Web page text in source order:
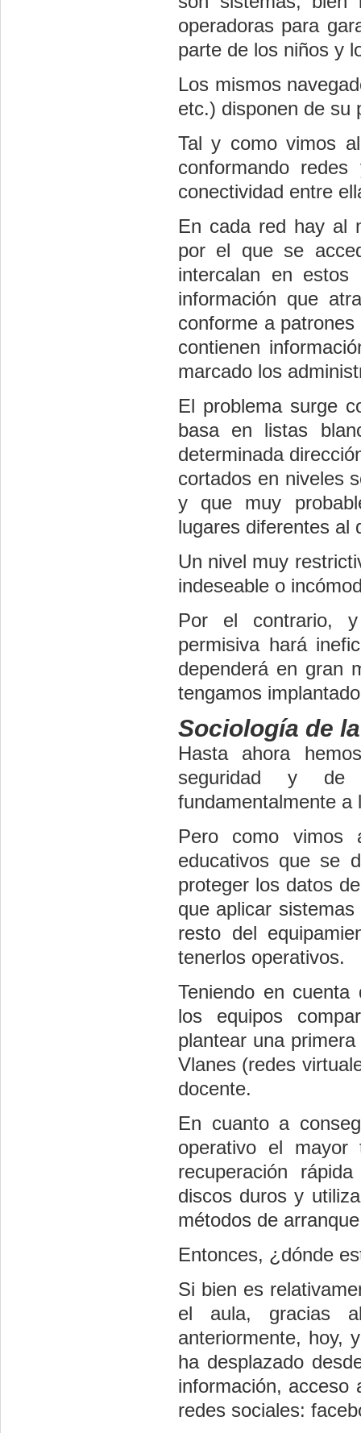
operadoras para
parte de los niños y
Los mismos
etc.) disponen de su
Tal y como vimos
conformando
conectividad entre
En cada red hay al
por el que se
intercalan en
información que
conforme a
contienen
marcado los
El problema surge
basa en listas
determinada
cortados en niveles
y que muy
lugares diferentes al
Un nivel muy
indeseable o
Por el contrario,
permisiva hará
dependerá en gran
tengamos
Sociología de
Hasta ahora
seguridad y de
fundamentalmente a
Pero como vimos
educativos que se
proteger los datos
que aplicar
resto del
tenerlos operativos.
Teniendo en
los equipos
plantear una
Vlanes (redes
docente.
En cuanto a
operativo el mayor
recuperación
discos duros y
métodos de
Entonces, ¿dónde
Si bien es
el aula, gracias
anteriormente, hoy,
ha desplazado
información, acceso
redes sociales: